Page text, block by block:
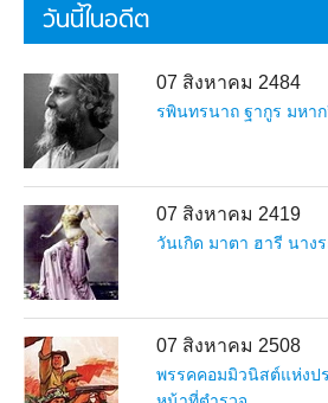
วันนี้ในอดีต
07 สิงหาคม 2484
รพินทรนาถ ฐากูร มหา
07 สิงหาคม 2419
วันเกิด มาตา ฮารี นาง
07 สิงหาคม 2508
พรรคคอมมิวนิสต์แห่งปร